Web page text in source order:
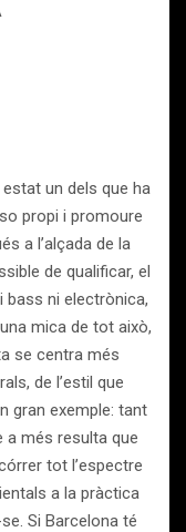
estat un dels que ha
propi i promoure
a l’alçada de la
de qualificar, el
bass ni electrònica,
mica de tot això,
se centra més
de l’estil que
gran exemple: tant
a més resulta que
tot l’espectre
a la pràctica
Si Barcelona té